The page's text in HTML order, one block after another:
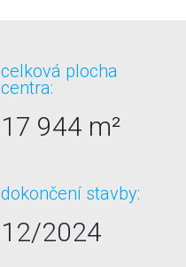
celková plocha
centra:
17 944 m²
dokončení stavby:
12/2024